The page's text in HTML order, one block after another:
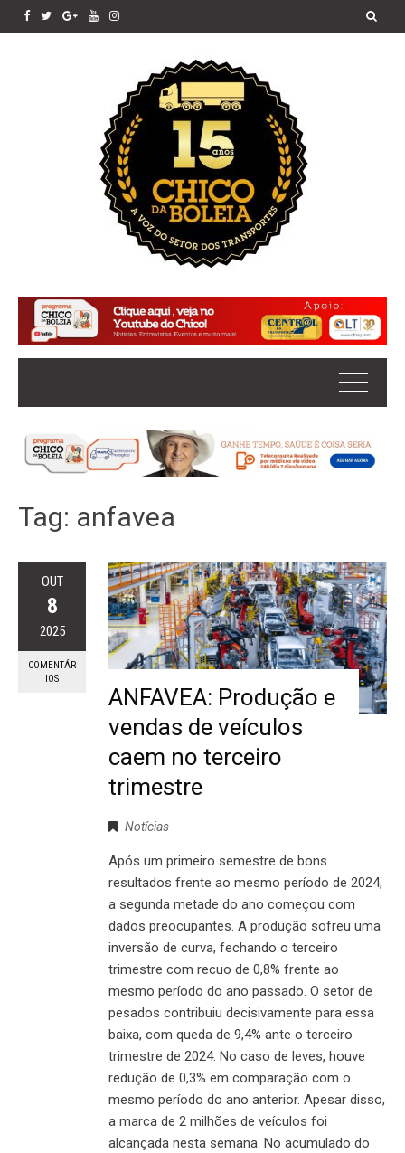
Tag: anfavea
OUT
8
2025
COMENTÁR
IOS
ANFAVEA: Produção e
vendas de veículos
caem no terceiro
trimestre
Notícias
Após um primeiro semestre de bons
resultados frente ao mesmo período de 2024,
a segunda metade do ano começou com
dados preocupantes. A produção sofreu uma
inversão de curva, fechando o terceiro
trimestre com recuo de 0,8% frente ao
mesmo período do ano passado. O setor de
pesados contribuiu decisivamente para essa
baixa, com queda de 9,4% ante o terceiro
trimestre de 2024. No caso de leves, houve
redução de 0,3% em comparação com o
mesmo período do ano anterior. Apesar disso,
a marca de 2 milhões de veículos foi
alcançada nesta semana. No acumulado do